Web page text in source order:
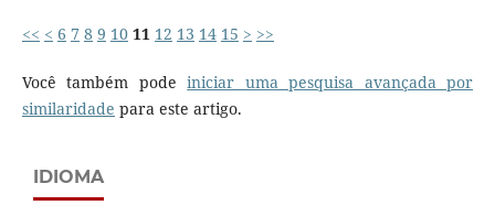
<< < 6 7 8 9 10 11 12 13 14 15 > >>
Você também podeiniciar uma pesquisa avançada por
similaridade para este artigo.
IDIOMA